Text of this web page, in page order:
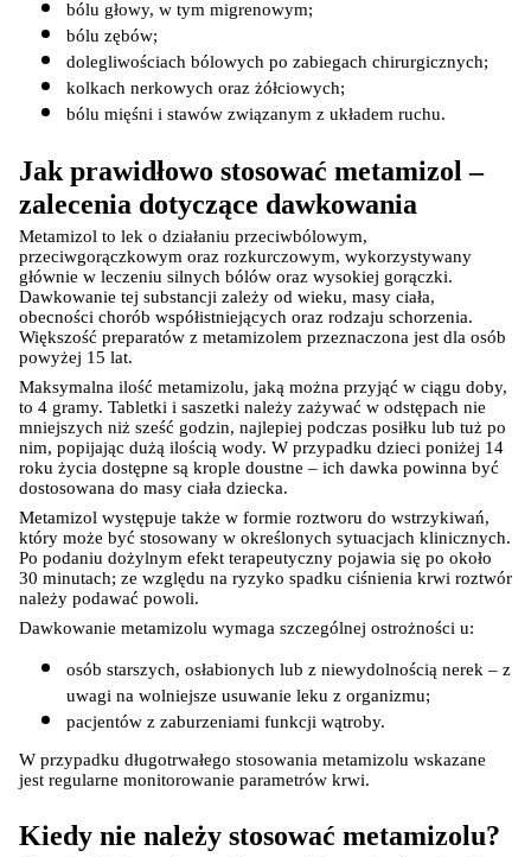
bólu głowy, w tym migrenowym;
bólu zębów;
dolegliwościach bólowych po zabiegach chirurgicznych;
kolkach nerkowych oraz żółciowych;
bólu mięśni i stawów związanym z układem ruchu.
Jak prawidłowo stosować metamizol –
zalecenia dotyczące dawkowania
Metamizol to lek o działaniu przeciwbólowym,
przeciwgorączkowym oraz rozkurczowym, wykorzystywany
głównie w leczeniu silnych bólów oraz wysokiej gorączki.
Dawkowanie tej substancji zależy od wieku, masy ciała,
obecności chorób współistniejących oraz rodzaju schorzenia.
Większość preparatów z metamizolem przeznaczona jest dla osób
powyżej 15 lat.
Maksymalna ilość metamizolu, jaką można przyjąć w ciągu doby,
to 4 gramy. Tabletki i saszetki należy zażywać w odstępach nie
mniejszych niż sześć godzin, najlepiej podczas posiłku lub tuż po
nim, popijając dużą ilością wody. W przypadku dzieci poniżej 14
roku życia dostępne są krople doustne – ich dawka powinna być
dostosowana do masy ciała dziecka.
Metamizol występuje także w formie roztworu do wstrzykiwań,
który może być stosowany w określonych sytuacjach klinicznych.
Po podaniu dożylnym efekt terapeutyczny pojawia się po około
30 minutach; ze względu na ryzyko spadku ciśnienia krwi roztwór
należy podawać powoli.
Dawkowanie metamizolu wymaga szczególnej ostrożności u:
osób starszych, osłabionych lub z niewydolnością nerek – z
uwagi na wolniejsze usuwanie leku z organizmu;
pacjentów z zaburzeniami funkcji wątroby.
W przypadku długotrwałego stosowania metamizolu wskazane
jest regularne monitorowanie parametrów krwi.
Kiedy nie należy stosować metamizolu?